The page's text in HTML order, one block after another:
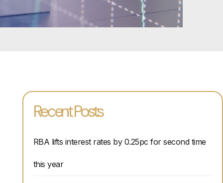
Recent Posts
RBA lifts interest rates by 0.25pc for second time
this year